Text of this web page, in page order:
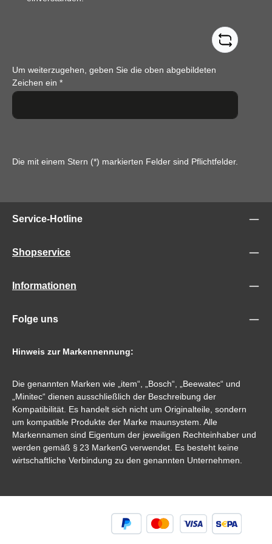
Um weiterzugehen, geben Sie die oben abgebildeten
Zeichen ein *
Die mit einem Stern (*) markierten Felder sind Pflichtfelder.
Service-Hotline
Shopservice
Informationen
Folge uns
Hinweis zur Markennennung:
Die genannten Marken wie „item“, „Bosch“, „Beewatec“ und
„Minitec“ dienen ausschließlich der Beschreibung der
Kompatibilität. Es handelt sich nicht um Originalteile, sondern
um kompatible Produkte der Marke maunsystem. Alle
Markennamen sind Eigentum der jeweiligen Rechteinhaber und
werden gemäß § 23 MarkenG verwendet. Es besteht keine
wirtschaftliche Verbindung zu den genannten Unternehmen.